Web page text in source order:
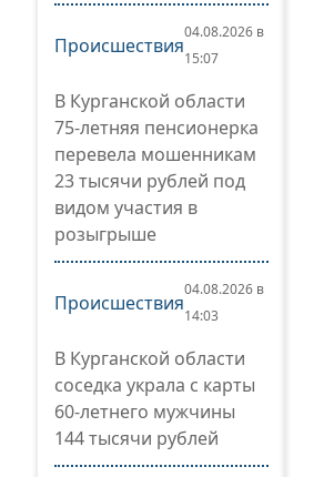
Происшествия
04.08.2026 в
15:07
В Курганской области
75-летняя пенсионерка
перевела мошенникам
23 тысячи рублей под
видом участия в
розыгрыше
Происшествия
04.08.2026 в
14:03
В Курганской области
соседка украла с карты
60-летнего мужчины
144 тысячи рублей